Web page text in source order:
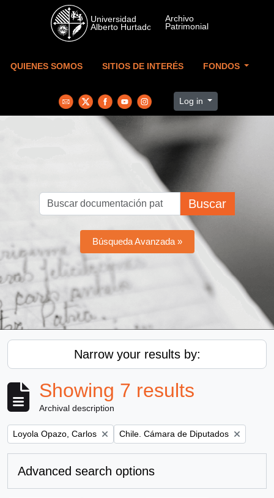
Skip to main content
QUIENES SOMOS SITIOS DE INTERÉS FONDOS
Log in
Buscar
Búsqueda Avanzada »
Narrow your results by:
Showing 7 results
Archival description
Remove filter:
Loyola Opazo, Carlos Remove filter:
Chile. Cámara de Diputados
Advanced search options